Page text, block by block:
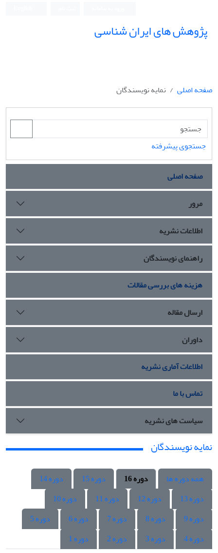
پژوهش های ایران شناسی
صفحه اصلی نمایه نویسندگان
جستجوی پیشرفته
صفحه اصلی
مرور
اطلاعات نشریه
راهنمای نویسندگان
هزینه های بررسی مقالات
ارسال مقاله
داوران
اطلاعات آماری نشریه
تماس با ما
سیاست های نشریه
نمایه نویسندگان
همه دوره ها دوره 16 دوره 15
دوره 14
دوره 13
دوره 12 دوره 11
دوره 10
دوره 9
دوره 8 دوره 7 دوره 6
دوره 5
دوره 4
دوره 3 دوره 2 دوره 1